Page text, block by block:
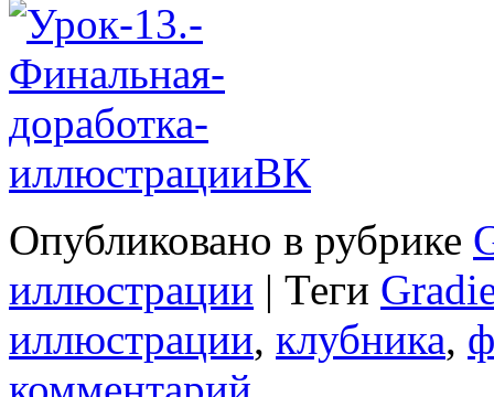
Опубликовано в рубрике
иллюстрации | Теги
иллюстрации, клубника,